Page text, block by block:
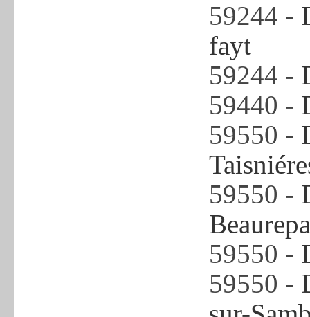
59244 -
fayt
59244 -
59440 -
59550 -
59550 -
59550 -
59550 -